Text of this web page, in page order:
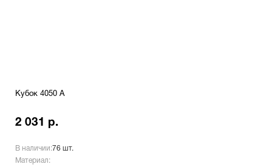
Кубок 4050 A
2 031 р.
В наличии:76 шт.
Материал: